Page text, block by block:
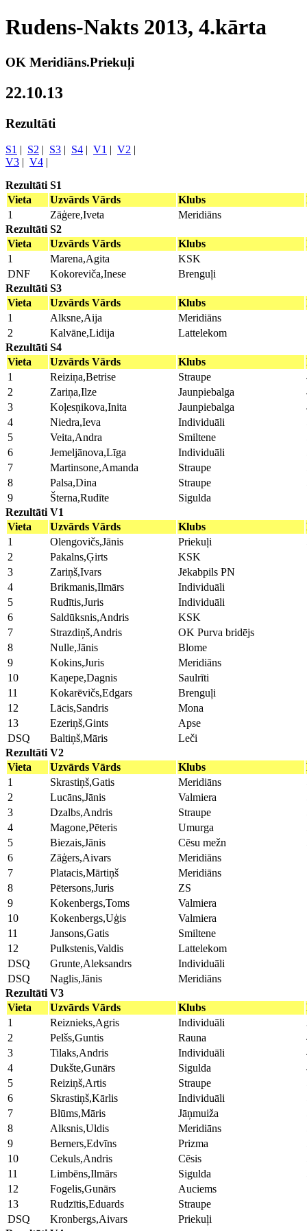
Rudens-Nakts 2013, 4.kārta
OK Meridiāns.Priekuļi
22.10.13
Rezultāti
S1 | S2 | S3 | S4 | V1 | V2 |
V3 | V4 |
Rezultāti S1
Vieta
Uzvārds Vārds Klubs
1
Zāģere,Iveta Meridiāns
Rezultāti S2
Vieta
Uzvārds Vārds Klubs
1
Marena,Agita KSK
DNF
Kokoreviča,Inese
Brenguļi
Rezultāti S3
Vieta
Uzvārds Vārds Klubs
1
Alksne,Aija Meridiāns
2
Kalvāne,Lidija Lattelekom
Rezultāti S4
Vieta
Uzvārds Vārds Klubs
1
Reiziņa,Betrise Straupe
2
Zariņa,Ilze Jaunpiebalga
3
Koļesņikova,Inita Jaunpiebalga
4
Niedra,Ieva Individuāli
5
Veita,Andra Smiltene
6
Jemeljānova,Līga Individuāli
7
Martinsone,Amanda Straupe
8
Palsa,Dina Straupe
9
Šterna,Rudīte Sigulda
Rezultāti V1
Vieta
Uzvārds Vārds Klubs
1
Olengovičs,Jānis Priekuļi
2
Pakalns,Ģirts KSK
3
Zariņš,Ivars Jēkabpils PN
4
Brikmanis,Ilmārs Individuāli
5
Rudītis,Juris Individuāli
6
Saldūksnis,Andris KSK
7
Strazdiņš,Andris OK Purva bridējs
8
Nulle,Jānis Blome
9
Kokins,Juris Meridiāns
10
Kaņepe,Dagnis Saulrīti
11
Kokarēvičs,Edgars Brenguļi
12
Lācis,Sandris Mona
13
Ezeriņš,Gints Apse
DSQ
Baltiņš,Māris
Leči
Rezultāti V2
Vieta
Uzvārds Vārds Klubs
1
Skrastiņš,Gatis Meridiāns
2
Lucāns,Jānis Valmiera
3
Dzalbs,Andris Straupe
4
Magone,Pēteris Umurga
5
Biezais,Jānis Cēsu mežn
6
Zāģers,Aivars Meridiāns
7
Platacis,Mārtiņš Meridiāns
8
Pētersons,Juris ZS
9
Kokenbergs,Toms Valmiera
10
Kokenbergs,Uģis Valmiera
11
Jansons,Gatis Smiltene
12
Pulkstenis,Valdis Lattelekom
DSQ
Grunte,Aleksandrs
Individuāli
DSQ
Naglis,Jānis
Meridiāns
Rezultāti V3
Vieta
Uzvārds Vārds Klubs
1
Reiznieks,Agris Individuāli
2
Pelšs,Guntis Rauna
3
Tilaks,Andris Individuāli
4
Dukšte,Gunārs Sigulda
5
Reiziņš,Artis Straupe
6
Skrastiņš,Kārlis Individuāli
7
Blūms,Māris Jāņmuiža
8
Alksnis,Uldis Meridiāns
9
Berners,Edvīns Prizma
10
Cekuls,Andris Cēsis
11
Limbēns,Ilmārs Sigulda
12
Fogelis,Gunārs Auciems
13
Rudzītis,Eduards Straupe
DSQ
Kronbergs,Aivars
Priekuļi